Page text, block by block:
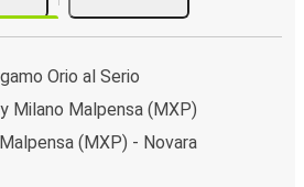
mniejszy wpływ na środowisko
czy samolotem. Stale pracujemy
zmniejszać ślad węglowy,
alternatywne
oraz oferując wszystkim
emisji
Orio al Serio
Milano Malpensa (MXP)
(MXP) - Novara